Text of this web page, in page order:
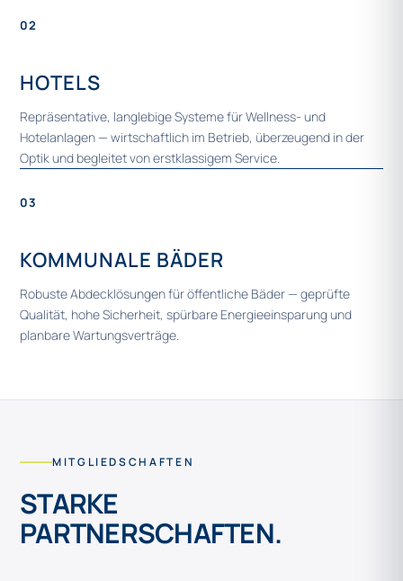
02
HOTELS
Repräsentative, langlebige Systeme für Wellness- und
Hotelanlagen — wirtschaftlich im Betrieb, überzeugend in der
Optik und begleitet von erstklassigem Service.
03
KOMMUNALE BÄDER
Robuste Abdecklösungen für öffentliche Bäder — geprüfte
Qualität, hohe Sicherheit, spürbare Energieeinsparung und
planbare Wartungsverträge.
MITGLIEDSCHAFTEN
STARKE
PARTNERSCHAFTEN.